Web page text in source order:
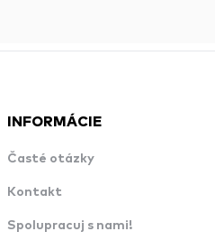
INFORMÁCIE
Časté otázky
Kontakt
Spolupracuj s nami!